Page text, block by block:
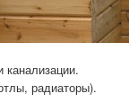
канализации.
радиаторы).